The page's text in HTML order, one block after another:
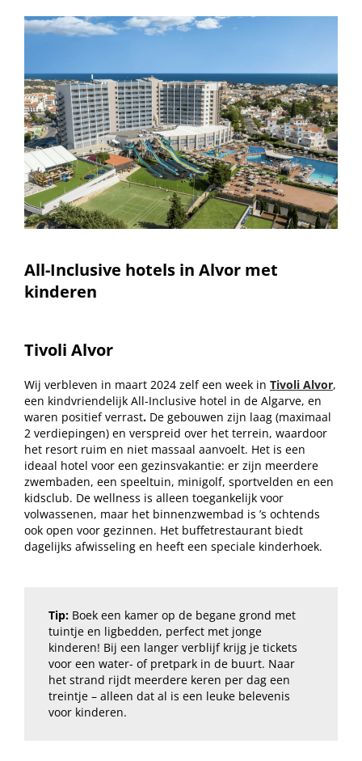
All-Inclusive hotels in Alvor met
kinderen
Tivoli Alvor
Wij verbleven in maart 2024 zelf een week in Tivoli Alvor,
een kindvriendelijk All-Inclusive hotel in de Algarve, en
waren positief verrast. De gebouwen zijn laag (maximaal
2 verdiepingen) en verspreid over het terrein, waardoor
het resort ruim en niet massaal aanvoelt. Het is een
ideaal hotel voor een gezinsvakantie: er zijn meerdere
zwembaden, een speeltuin, minigolf, sportvelden en een
kidsclub. De wellness is alleen toegankelijk voor
volwassenen, maar het binnenzwembad is ’s ochtends
ook open voor gezinnen. Het buffetrestaurant biedt
dagelijks afwisseling en heeft een speciale kinderhoek.
Tip: Boek een kamer op de begane grond met
tuintje en ligbedden, perfect met jonge
kinderen! Bij een langer verblijf krijg je tickets
voor een water- of pretpark in de buurt. Naar
het strand rijdt meerdere keren per dag een
treintje – alleen dat al is een leuke belevenis
voor kinderen.